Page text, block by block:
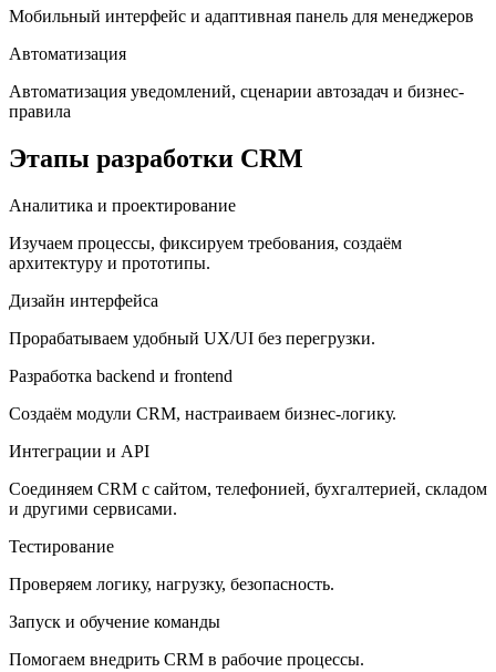
Мобильный интерфейс и адаптивная панель для менеджеров
Автоматизация
Автоматизация уведомлений, сценарии автозадач и бизнес-
правила
Этапы разработки CRM
Аналитика и проектирование
Изучаем процессы, фиксируем требования, создаём
архитектуру и прототипы.
Дизайн интерфейса
Прорабатываем удобный UX/UI без перегрузки.
Разработка backend и frontend
Создаём модули CRM, настраиваем бизнес-логику.
Интеграции и API
Соединяем CRM с сайтом, телефонией, бухгалтерией, складом
и другими сервисами.
Тестирование
Проверяем логику, нагрузку, безопасность.
Запуск и обучение команды
Помогаем внедрить CRM в рабочие процессы.